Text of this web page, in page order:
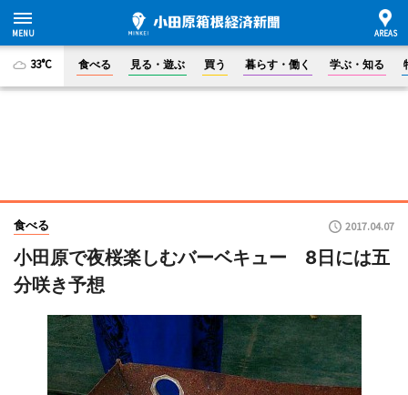
33°C 食べる 見る・遊ぶ 買う 暮らす・働く 学ぶ・知る
食べる 2017.04.07
小田原で夜桜楽しむバーベキュー 8日には五
分咲き予想